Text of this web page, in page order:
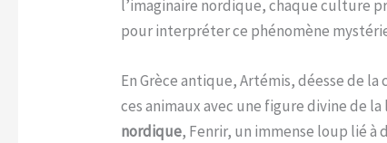
l’imaginaire nordique, chaque culture
pour interpréter ce phénomène
En Grèce antique, Artémis, déesse de
ces animaux avec une figure divine de
nordique, Fenrir, un immense loup lié à